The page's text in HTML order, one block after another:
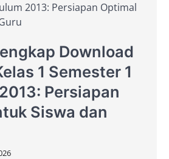
2013: Persiapan Optimal
Download
1 Semester 1
Persiapan
Siswa dan